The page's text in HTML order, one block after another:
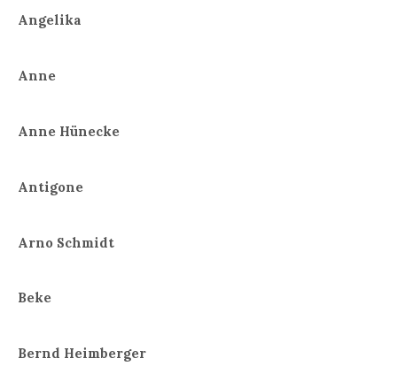
Angelika
Anne
Anne Hünecke
Antigone
Arno Schmidt
Beke
Bernd Heimberger